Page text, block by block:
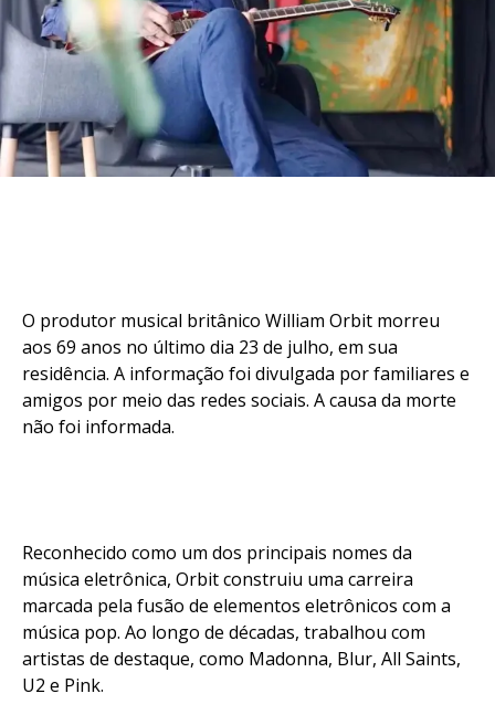
O produtor musical britânico William Orbit morreu
aos 69 anos no último dia 23 de julho, em sua
residência. A informação foi divulgada por familiares e
amigos por meio das redes sociais. A causa da morte
não foi informada.
Reconhecido como um dos principais nomes da
música eletrônica, Orbit construiu uma carreira
marcada pela fusão de elementos eletrônicos com a
música pop. Ao longo de décadas, trabalhou com
artistas de destaque, como Madonna, Blur, All Saints,
U2 e Pink.